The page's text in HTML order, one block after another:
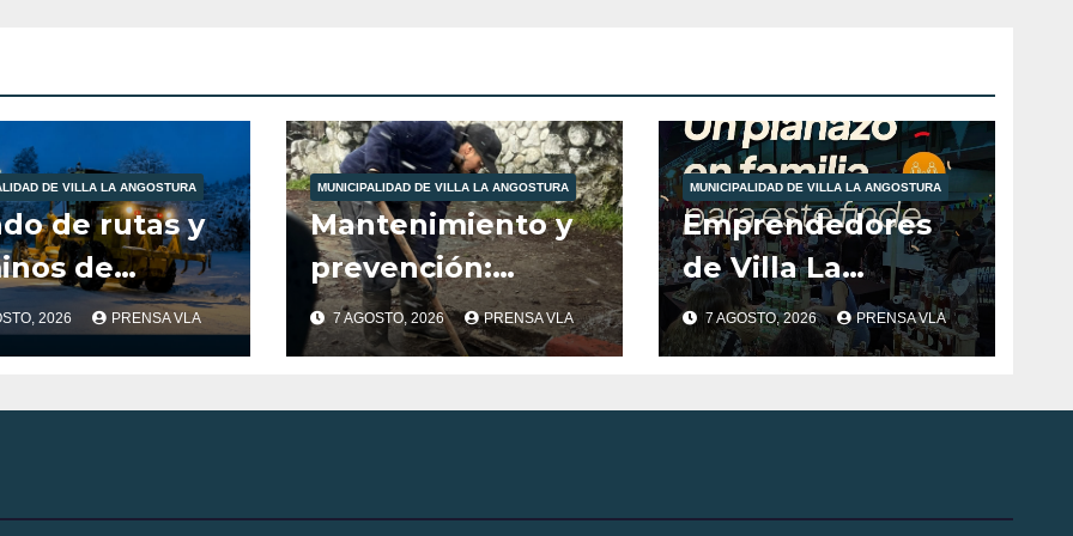
Patagonia
DE VILLA LA ANGOSTURA
de rutas y
de
de
localidad
2026 PRENSA VLA
MUNICIPALIDAD DE VILLA LA ANGOSTURA
Mantenimiento y
prevención:
trabajos
municipales ante
7 AGOSTO, 2026 PRENSA VLA
MUNICIPALIDAD DE VILLA LA ANGOSTURA
Emprendedores
de Villa La
Angostura
llevarán la
7 AGOSTO, 2026 PRENSA VLA